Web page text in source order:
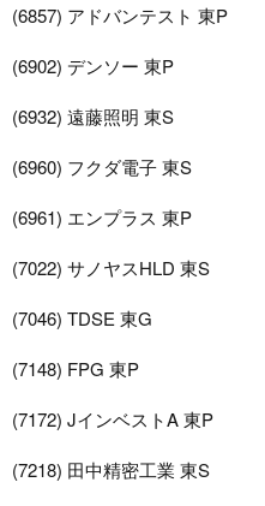
(6857) アドバンテスト 東P
(6902) デンソー 東P
(6932) 遠藤照明 東S
(6960) フクダ電子 東S
(6961) エンプラス 東P
(7022) サノヤスHLD 東S
(7046) TDSE 東G
(7148) FPG 東P
(7172) JインベストA 東P
(7218) 田中精密工業 東S